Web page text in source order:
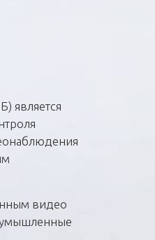
является
видео
умышленные